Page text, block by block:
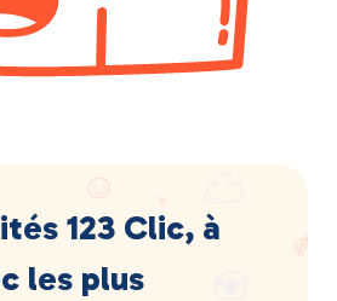
123 Clic, à
les plus